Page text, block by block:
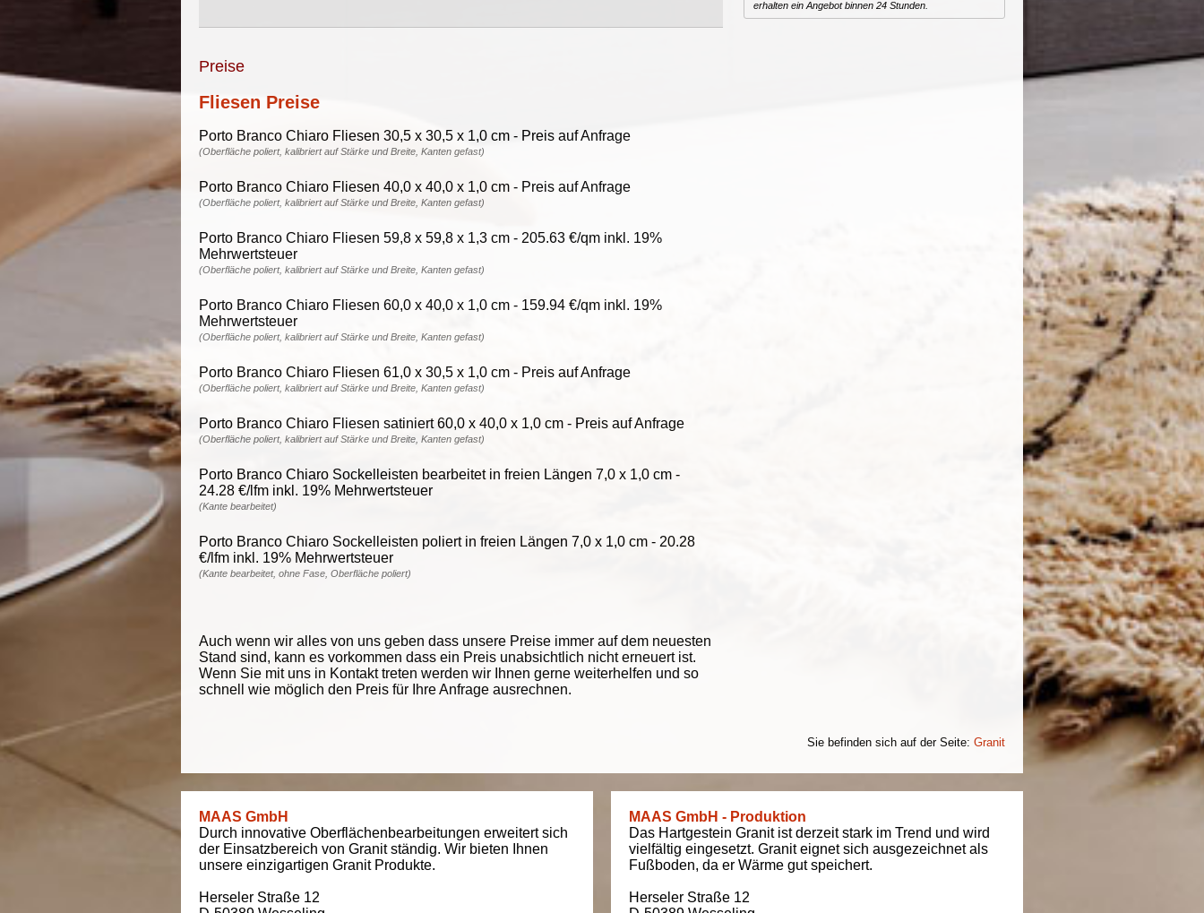
Preise
Fliesen Preise
Porto Branco Chiaro Fliesen 30,5 x 30,5 x 1,0 cm - Preis auf Anfrage
(Oberfläche poliert, kalibriert auf Stärke und Breite, Kanten gefast)
Porto Branco Chiaro Fliesen 40,0 x 40,0 x 1,0 cm - Preis auf Anfrage
(Oberfläche poliert, kalibriert auf Stärke und Breite, Kanten gefast)
Porto Branco Chiaro Fliesen 59,8 x 59,8 x 1,3 cm - 205.63 €/qm inkl. 19%
Mehrwertsteuer
(Oberfläche poliert, kalibriert auf Stärke und Breite, Kanten gefast)
Porto Branco Chiaro Fliesen 60,0 x 40,0 x 1,0 cm - 159.94 €/qm inkl. 19%
Mehrwertsteuer
(Oberfläche poliert, kalibriert auf Stärke und Breite, Kanten gefast)
Porto Branco Chiaro Fliesen 61,0 x 30,5 x 1,0 cm - Preis auf Anfrage
(Oberfläche poliert, kalibriert auf Stärke und Breite, Kanten gefast)
Porto Branco Chiaro Fliesen satiniert 60,0 x 40,0 x 1,0 cm - Preis auf Anfrage
(Oberfläche poliert, kalibriert auf Stärke und Breite, Kanten gefast)
Porto Branco Chiaro Sockelleisten bearbeitet in freien Längen 7,0 x 1,0 cm -
24.28 €/lfm inkl. 19% Mehrwertsteuer
(Kante bearbeitet)
Porto Branco Chiaro Sockelleisten poliert in freien Längen 7,0 x 1,0 cm - 20.28
€/lfm inkl. 19% Mehrwertsteuer
(Kante bearbeitet, ohne Fase, Oberfläche poliert)
Auch wenn wir alles von uns geben dass unsere Preise immer auf dem neuesten
Stand sind, kann es vorkommen dass ein Preis unabsichtlich nicht erneuert ist.
Wenn Sie mit uns in Kontakt treten werden wir Ihnen gerne weiterhelfen und so
schnell wie möglich den Preis für Ihre Anfrage ausrechnen.
erhalten ein Angebot binnen 24 Stunden.
Sie befinden sich auf der Seite: Granit
MAAS GmbH
Durch innovative Oberflächenbearbeitungen erweitert sich
der Einsatzbereich von Granit ständig. Wir bieten Ihnen
unsere einzigartigen Granit Produkte.
Herseler Straße 12
MAAS GmbH - Produktion
Das Hartgestein Granit ist derzeit stark im Trend und wird
vielfältig eingesetzt. Granit eignet sich ausgezeichnet als
Fußboden, da er Wärme gut speichert.
Herseler Straße 12